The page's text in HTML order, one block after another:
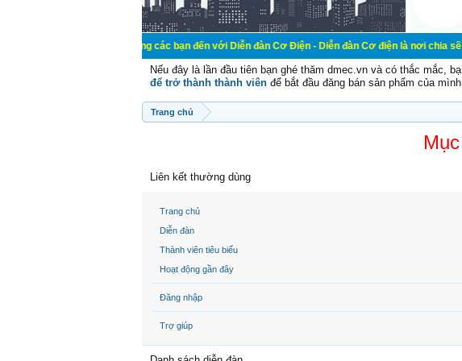
Chào mừng các bạn đến với Diễn đàn Cơ Điện - Diễn đàn Cơ điện là nơi chia sẽ kiến
Nếu đây là lần đầu tiên bạn ghé thăm dmec.vn và có thắc mắc,
để trở thành thành viên để bắt đầu đăng bán sản phẩm của
Trang chủ
Liên kết thường dùng
Trang chủ
Diễn đàn
Thành viên tiêu biểu
Hoạt động gần đây
Đăng nhập
Trợ giúp